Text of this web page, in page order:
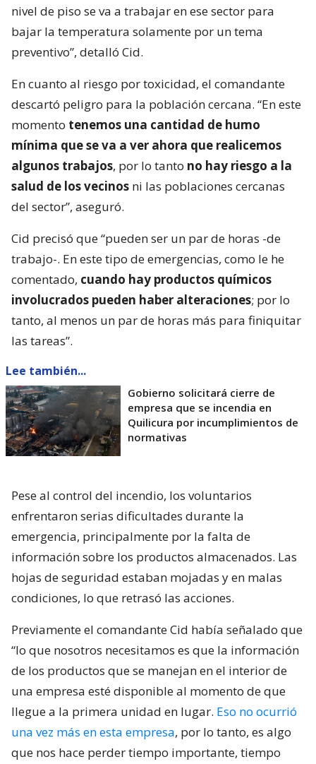
nivel de piso se va a trabajar en ese sector para
bajar la temperatura solamente por un tema
preventivo”, detalló Cid.
En cuanto al riesgo por toxicidad, el comandante
descartó peligro para la población cercana. “En este
momento tenemos una cantidad de humo
mínima que se va a ver ahora que realicemos
algunos trabajos, por lo tanto no hay riesgo a la
salud de los vecinos ni las poblaciones cercanas
del sector”, aseguró.
Cid precisó que “pueden ser un par de horas -de
trabajo-. En este tipo de emergencias, como le he
comentado, cuando hay productos químicos
involucrados pueden haber alteraciones; por lo
tanto, al menos un par de horas más para finiquitar
las tareas”.
Lee también...
Gobierno solicitará cierre de
empresa que se incendia en
Quilicura por incumplimientos de
normativas
Pese al control del incendio, los voluntarios
enfrentaron serias dificultades durante la
emergencia, principalmente por la falta de
información sobre los productos almacenados. Las
hojas de seguridad estaban mojadas y en malas
condiciones, lo que retrasó las acciones.
Previamente el comandante Cid había señalado que
“lo que nosotros necesitamos es que la información
de los productos que se manejan en el interior de
una empresa esté disponible al momento de que
llegue a la primera unidad en lugar. Eso no ocurrió
una vez más en esta empresa, por lo tanto, es algo
que nos hace perder tiempo importante, tiempo